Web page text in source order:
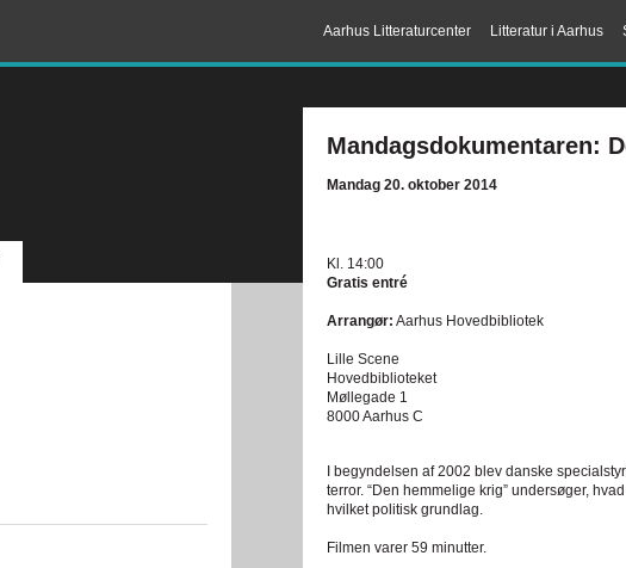
Litteratur i Aarhus
Aarhus Litteraturcenter
Mandagsdokumentaren:
Mandag 20. oktober 2014
Kl. 14:00
Gratis entré
Arrangør: Aarhus Hovedbibliotek
Lille Scene
Hovedbiblioteket
Møllegade 1
8000 Aarhus C
I begyndelsen af 2002 blev danske
terror. “Den hemmelige krig” undersøger,
hvilket politisk grundlag.
Filmen varer 59 minutter.